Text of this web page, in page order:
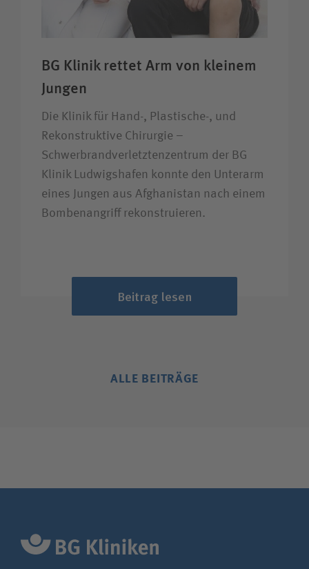
BG Klinik rettet Arm von kleinem
Jungen
Die Klinik für Hand-, Plastische-, und
Rekonstruktive Chirurgie –
Schwerbrandverletztenzentrum der BG
Klinik Ludwigshafen konnte den Unterarm
eines Jungen aus Afghanistan nach einem
Bombenangriff rekonstruieren.
Beitrag lesen
ALLE BEITRÄGE